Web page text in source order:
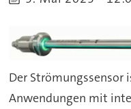
Der Strömungssensor
Anwendungen mit